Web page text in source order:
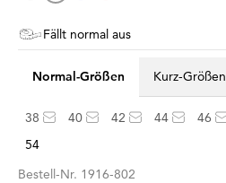
Fällt normal aus
Normal-Größen Kurz-Größen
38 40 42 44 46
54
Bestell-Nr. 1916-802